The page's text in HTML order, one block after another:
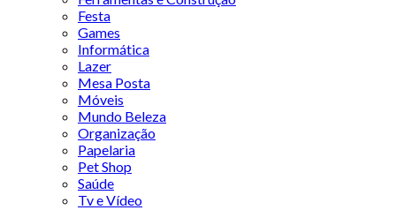
Festa
Games
Informática
Lazer
Mesa Posta
Móveis
Mundo Beleza
Organização
Papelaria
Pet Shop
Saúde
Tv e Vídeo